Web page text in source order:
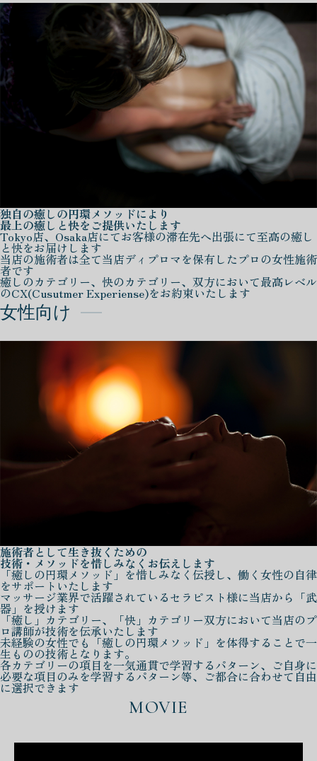
独自の癒しの円環メソッドにより
最上の癒しと快をご提供いたします
Tokyo店、Osaka店にてお客様の滞在先へ出張にて至高の癒し
と快をお届けします
当店の施術者は全て当店ディプロマを保有したプロの女性施術
者です
癒しのカテゴリー、快のカテゴリー、双方において最高レベル
のCX(Cusutmer Experiense)をお約束いたします
女性向け
施術者として生き抜くための
技術・メソッドを惜しみなくお伝えします
「癒しの円環メソッド」を惜しみなく伝授し、働く女性の自律
をサポートいたします
マッサージ業界で活躍されているセラピスト様に当店から「武
器」を授けます
「癒し」カテゴリー、「快」カテゴリー双方において当店のプ
ロ講師が技術を伝承いたします
未経験の女性でも「癒しの円環メソッド」を体得することで一
生ものの技術となります。
各カテゴリーの項目を一気通貫で学習するパターン、ご自身に
必要な項目のみを学習するパターン等、ご都合に合わせて自由
に選択できます
MOVIE